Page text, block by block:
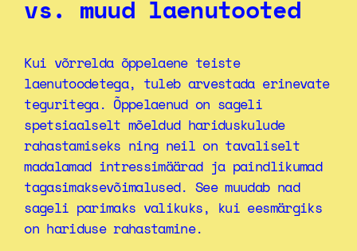
vs. muud laenutooted
Kui võrrelda õppelaene teiste
laenutoodetega, tuleb arvestada erinevate
teguritega. Õppelaenud on sageli
spetsiaalselt mõeldud hariduskulude
rahastamiseks ning neil on tavaliselt
madalamad intressimäärad ja paindlikumad
tagasimaksevõimalused. See muudab nad
sageli parimaks valikuks, kui eesmärgiks
on hariduse rahastamine.